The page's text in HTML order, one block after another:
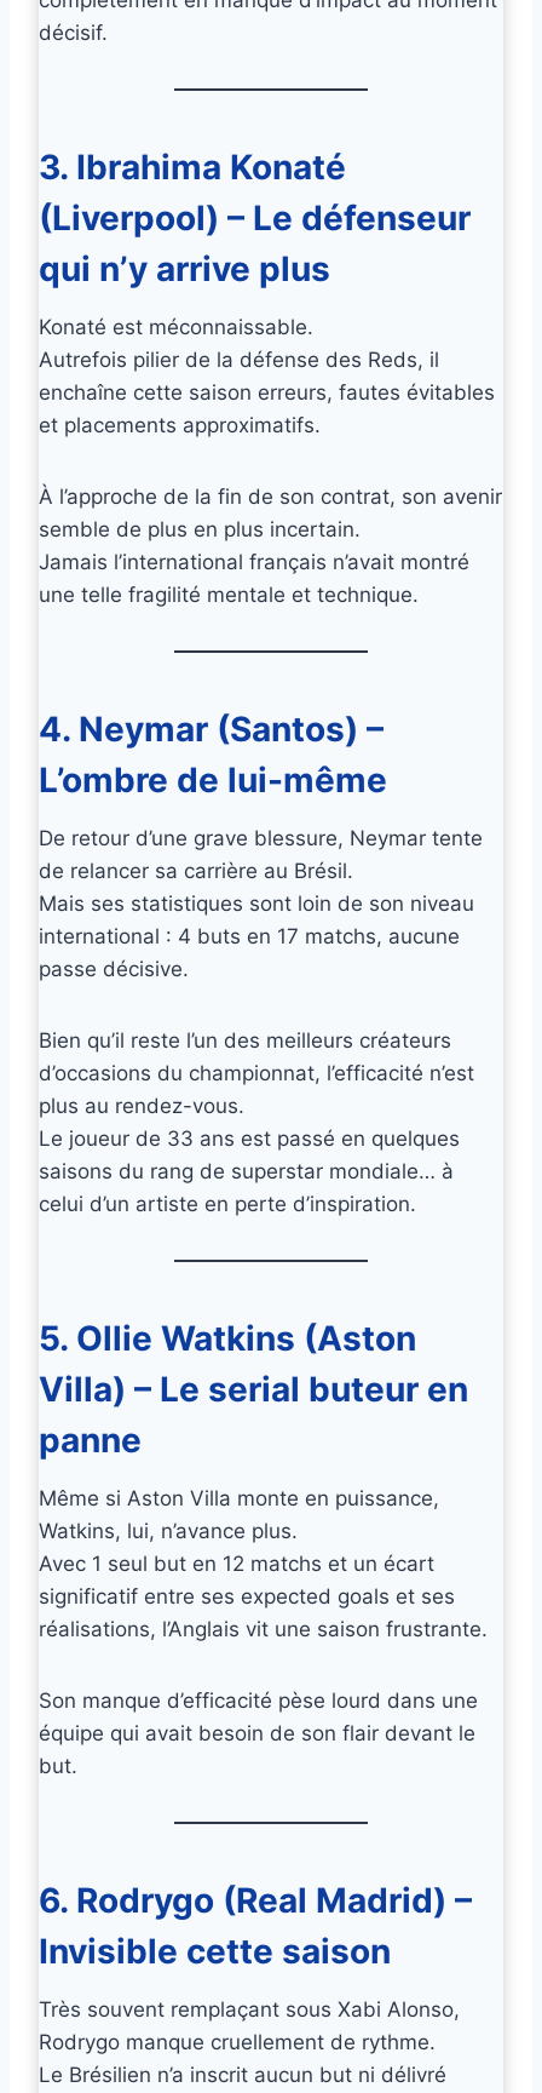
décisif.
3. Ibrahima Konaté
(Liverpool) – Le défenseur
qui n’y arrive plus
Konaté est méconnaissable.
Autrefois pilier de la défense des Reds, il
enchaîne cette saison erreurs, fautes évitables
et placements approximatifs.
À l’approche de la fin de son contrat, son avenir
semble de plus en plus incertain.
Jamais l’international français n’avait montré
une telle fragilité mentale et technique.
4. Neymar (Santos) –
L’ombre de lui-même
De retour d’une grave blessure, Neymar tente
de relancer sa carrière au Brésil.
Mais ses statistiques sont loin de son niveau
international : 4 buts en 17 matchs, aucune
passe décisive.
Bien qu’il reste l’un des meilleurs créateurs
d’occasions du championnat, l’efficacité n’est
plus au rendez-vous.
Le joueur de 33 ans est passé en quelques
saisons du rang de superstar mondiale… à
celui d’un artiste en perte d’inspiration.
5. Ollie Watkins (Aston
Villa) – Le serial buteur en
panne
Même si Aston Villa monte en puissance,
Watkins, lui, n’avance plus.
Avec 1 seul but en 12 matchs et un écart
significatif entre ses expected goals et ses
réalisations, l’Anglais vit une saison frustrante.
Son manque d’efficacité pèse lourd dans une
équipe qui avait besoin de son flair devant le
but.
6. Rodrygo (Real Madrid) –
Invisible cette saison
Très souvent remplaçant sous Xabi Alonso,
Rodrygo manque cruellement de rythme.
Le Brésilien n’a inscrit aucun but ni délivré